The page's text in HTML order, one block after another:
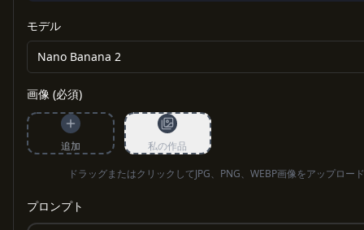
モデル
Nano Banana 2
画像 (必須)
追加
私の作品
ドラッグまたはクリックしてJPG、PNG、WEBP画像をアップロード
プロンプト